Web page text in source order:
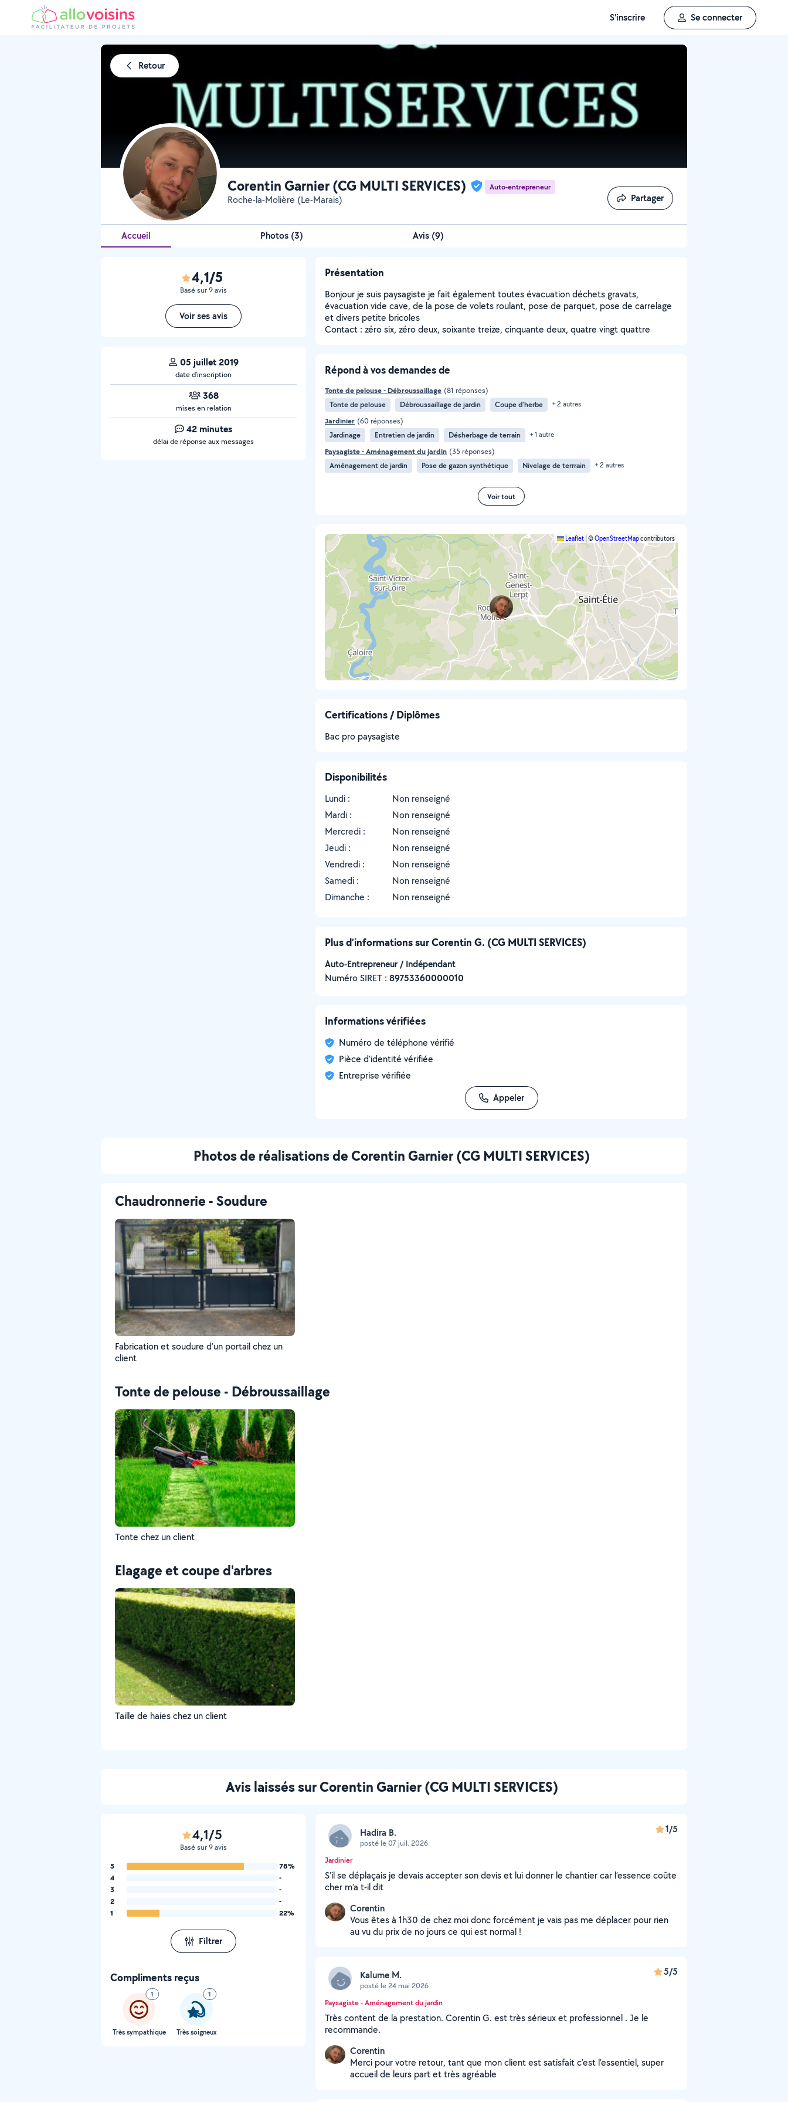
S'inscrire Se connecter
Retour
Corentin Garnier (CG MULTI SERVICES) Auto-entrepreneur
Roche-la-Molière (Le-Marais) Partager
Partager
Accueil Photos (3) Avis (9)
4,1/5
Basé sur 9 avis
Voir ses avis
05 juillet 2019
date d’inscription
368
mises en relation
42 minutes
délai de réponse aux messages
Présentation
Bonjour je suis paysagiste je fait également toutes évacuation déchets gravats,
évacuation vide cave, de la pose de volets roulant, pose de parquet, pose de carrelage
et divers petite bricoles
Contact : zéro six, zéro deux, soixante treize, cinquante deux, quatre vingt quattre
Répond à vos demandes de
Tonte de pelouse - Débroussaillage (81 réponses)
Tonte de pelouse
Débroussaillage de jardin Coupe d'herbe + 2 autres
Jardinier (60 réponses)
Jardinage
Entretien de jardin Désherbage de terrain + 1 autre
Paysagiste - Aménagement du jardin (35 réponses)
Aménagement de jardin
Pose de gazon synthétique Nivelage de terrrain + 2 autres
Voir tout
Leaflet ©OpenStreetMapcontributors
Certifications / Diplômes
Bac pro paysagiste
Disponibilités
Lundi :
Non renseigné
Mardi :
Non renseigné
Mercredi :
Non renseigné
Jeudi :
Non renseigné
Vendredi :
Non renseigné
Samedi :
Non renseigné
Dimanche :
Non renseigné
Plus d’informations sur Corentin G. (CG MULTI SERVICES)
Auto-Entrepreneur / Indépendant
Numéro SIRET : ‍89753360000010
Informations vérifiées
Numéro de téléphone vérifié
Pièce d'identité vérifiée
Entreprise vérifiée
Appeler
Photos de réalisations de Corentin Garnier (CG MULTI SERVICES)
Chaudronnerie - Soudure
Fabrication et soudure d’un portail chez un
client
Tonte de pelouse - Débroussaillage
Tonte chez un client
Elagage et coupe d'arbres
Taille de haies chez un client
Avis laissés sur Corentin Garnier (CG MULTI SERVICES)
4,1/5
Basé sur 9 avis
5
78%
4
-
3
-
2
-
1
22%
Filtrer
Compliments reçus
1
Très sympathique
1
Très soigneux
Hadira B.
posté le 07 juil. 2026
1/5
Jardinier
S’il se déplaçais je devais accepter son devis et lui donner le chantier car l’essence coûte
cher m’a t-il dit
Corentin
Vous êtes à 1h30 de chez moi donc forcément je vais pas me déplacer pour rien
au vu du prix de no jours ce qui est normal !
Kalume M.
posté le 24 mai 2026
5/5
Paysagiste - Aménagement du jardin
Très content de la prestation. Corentin G. est très sérieux et professionnel . Je le
recommande.
Corentin
Merci pour votre retour, tant que mon client est satisfait c’est l’essentiel, super
accueil de leurs part et très agréable